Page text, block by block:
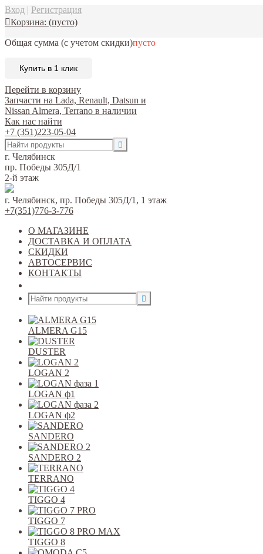
Вход | Регистрация
Корзина: (пусто)
Общая сумма (с учетом скидки)пусто
Купить в 1 клик
Перейти в корзину
Запчасти на Lada, Renault, Datsun и
Nissan Almera, Terrano в наличии
Как нас найти
+7 (351)223-05-04
г. Челябинск
пр. Победы 305Д/1
2-й этаж
г. Челябинск, пр. Победы 305Д/1, 1 этаж
+7(351)776-3-776
О МАГАЗИНЕ
ДОСТАВКА И ОПЛАТА
СКИДКИ
АВТОСЕРВИС
КОНТАКТЫ
ALMERA G15
DUSTER
LOGAN 2
LOGAN ф1
LOGAN ф2
SANDERO
SANDERO 2
TERRANO
TIGGO 4
TIGGO 7
TIGGO 8